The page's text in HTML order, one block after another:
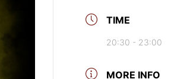
TIME
20:30 - 23:00
MORE INFO